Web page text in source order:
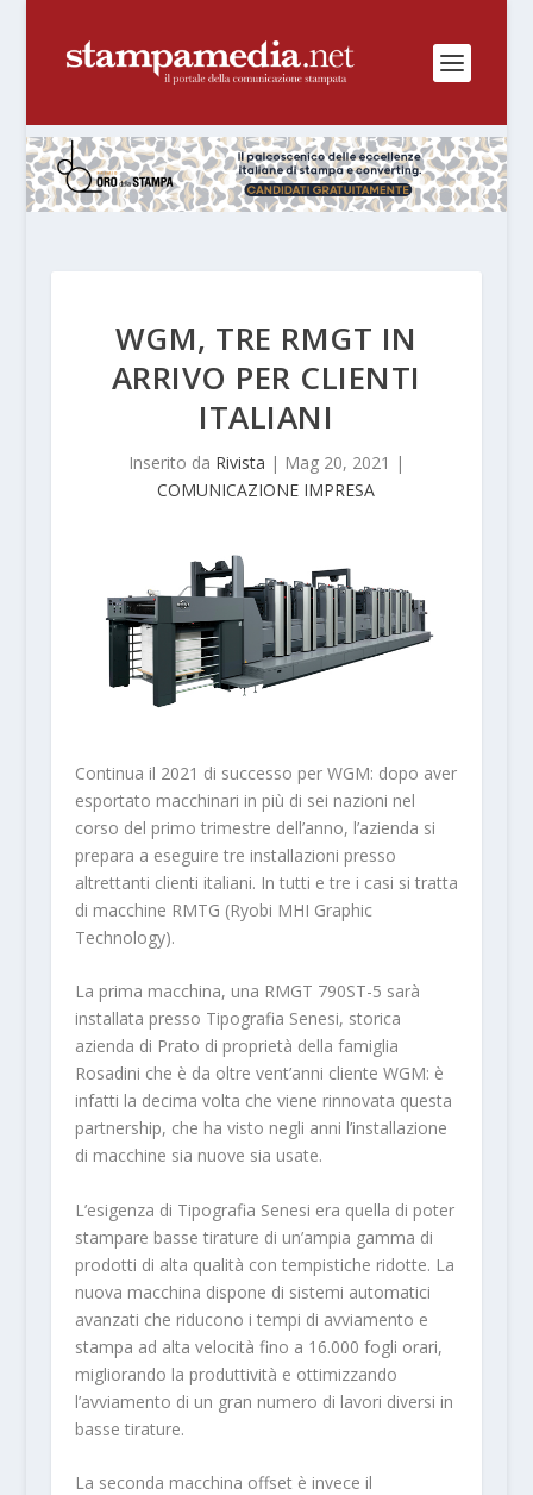
WGM, TRE RMGT IN
ARRIVO PER CLIENTI
ITALIANI
Inserito da Rivista | Mag 20, 2021 |
COMUNICAZIONE IMPRESA
Continua il 2021 di successo per WGM: dopo aver
esportato macchinari in più di sei nazioni nel
corso del primo trimestre dell’anno, l’azienda si
prepara a eseguire tre installazioni presso
altrettanti clienti italiani. In tutti e tre i casi si tratta
di macchine RMTG (Ryobi MHI Graphic
Technology).
La prima macchina, una RMGT 790ST-5 sarà
installata presso Tipografia Senesi, storica
azienda di Prato di proprietà della famiglia
Rosadini che è da oltre vent’anni cliente WGM: è
infatti la decima volta che viene rinnovata questa
partnership, che ha visto negli anni l’installazione
di macchine sia nuove sia usate.
L’esigenza di Tipografia Senesi era quella di poter
stampare basse tirature di un’ampia gamma di
prodotti di alta qualità con tempistiche ridotte. La
nuova macchina dispone di sistemi automatici
avanzati che riducono i tempi di avviamento e
stampa ad alta velocità fino a 16.000 fogli orari,
migliorando la produttività e ottimizzando
l’avviamento di un gran numero di lavori diversi in
basse tirature.
La seconda macchina offset è invece il